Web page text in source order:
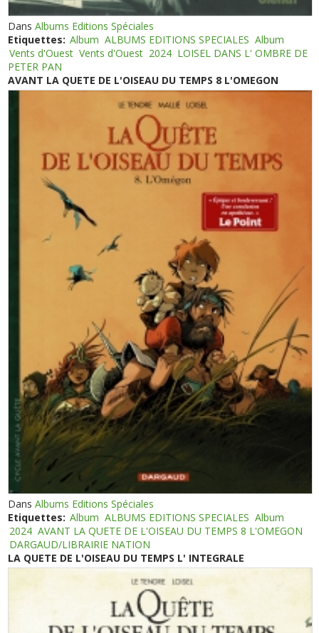
DansAlbums Editions Spéciales
Etiquettes: Album ALBUMS EDITIONS SPECIALES Album
Vents d'Ouest Vents d'Ouest 2024 LOISEL DANS L' OMBRE DE
PETER PAN
AVANT LA QUETE DE L'OISEAU DU TEMPS 8 L'OMEGON
DansAlbums Editions Spéciales
Etiquettes: Album ALBUMS EDITIONS SPECIALES Album
2024 AVANT LA QUETE DE L'OISEAU DU TEMPS 8 L'OMEGON
DARGAUD/LIBRAIRIE NATION
LA QUETE DE L'OISEAU DU TEMPS L' INTEGRALE